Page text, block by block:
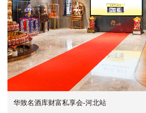
华致名酒库财富私享会-河北站